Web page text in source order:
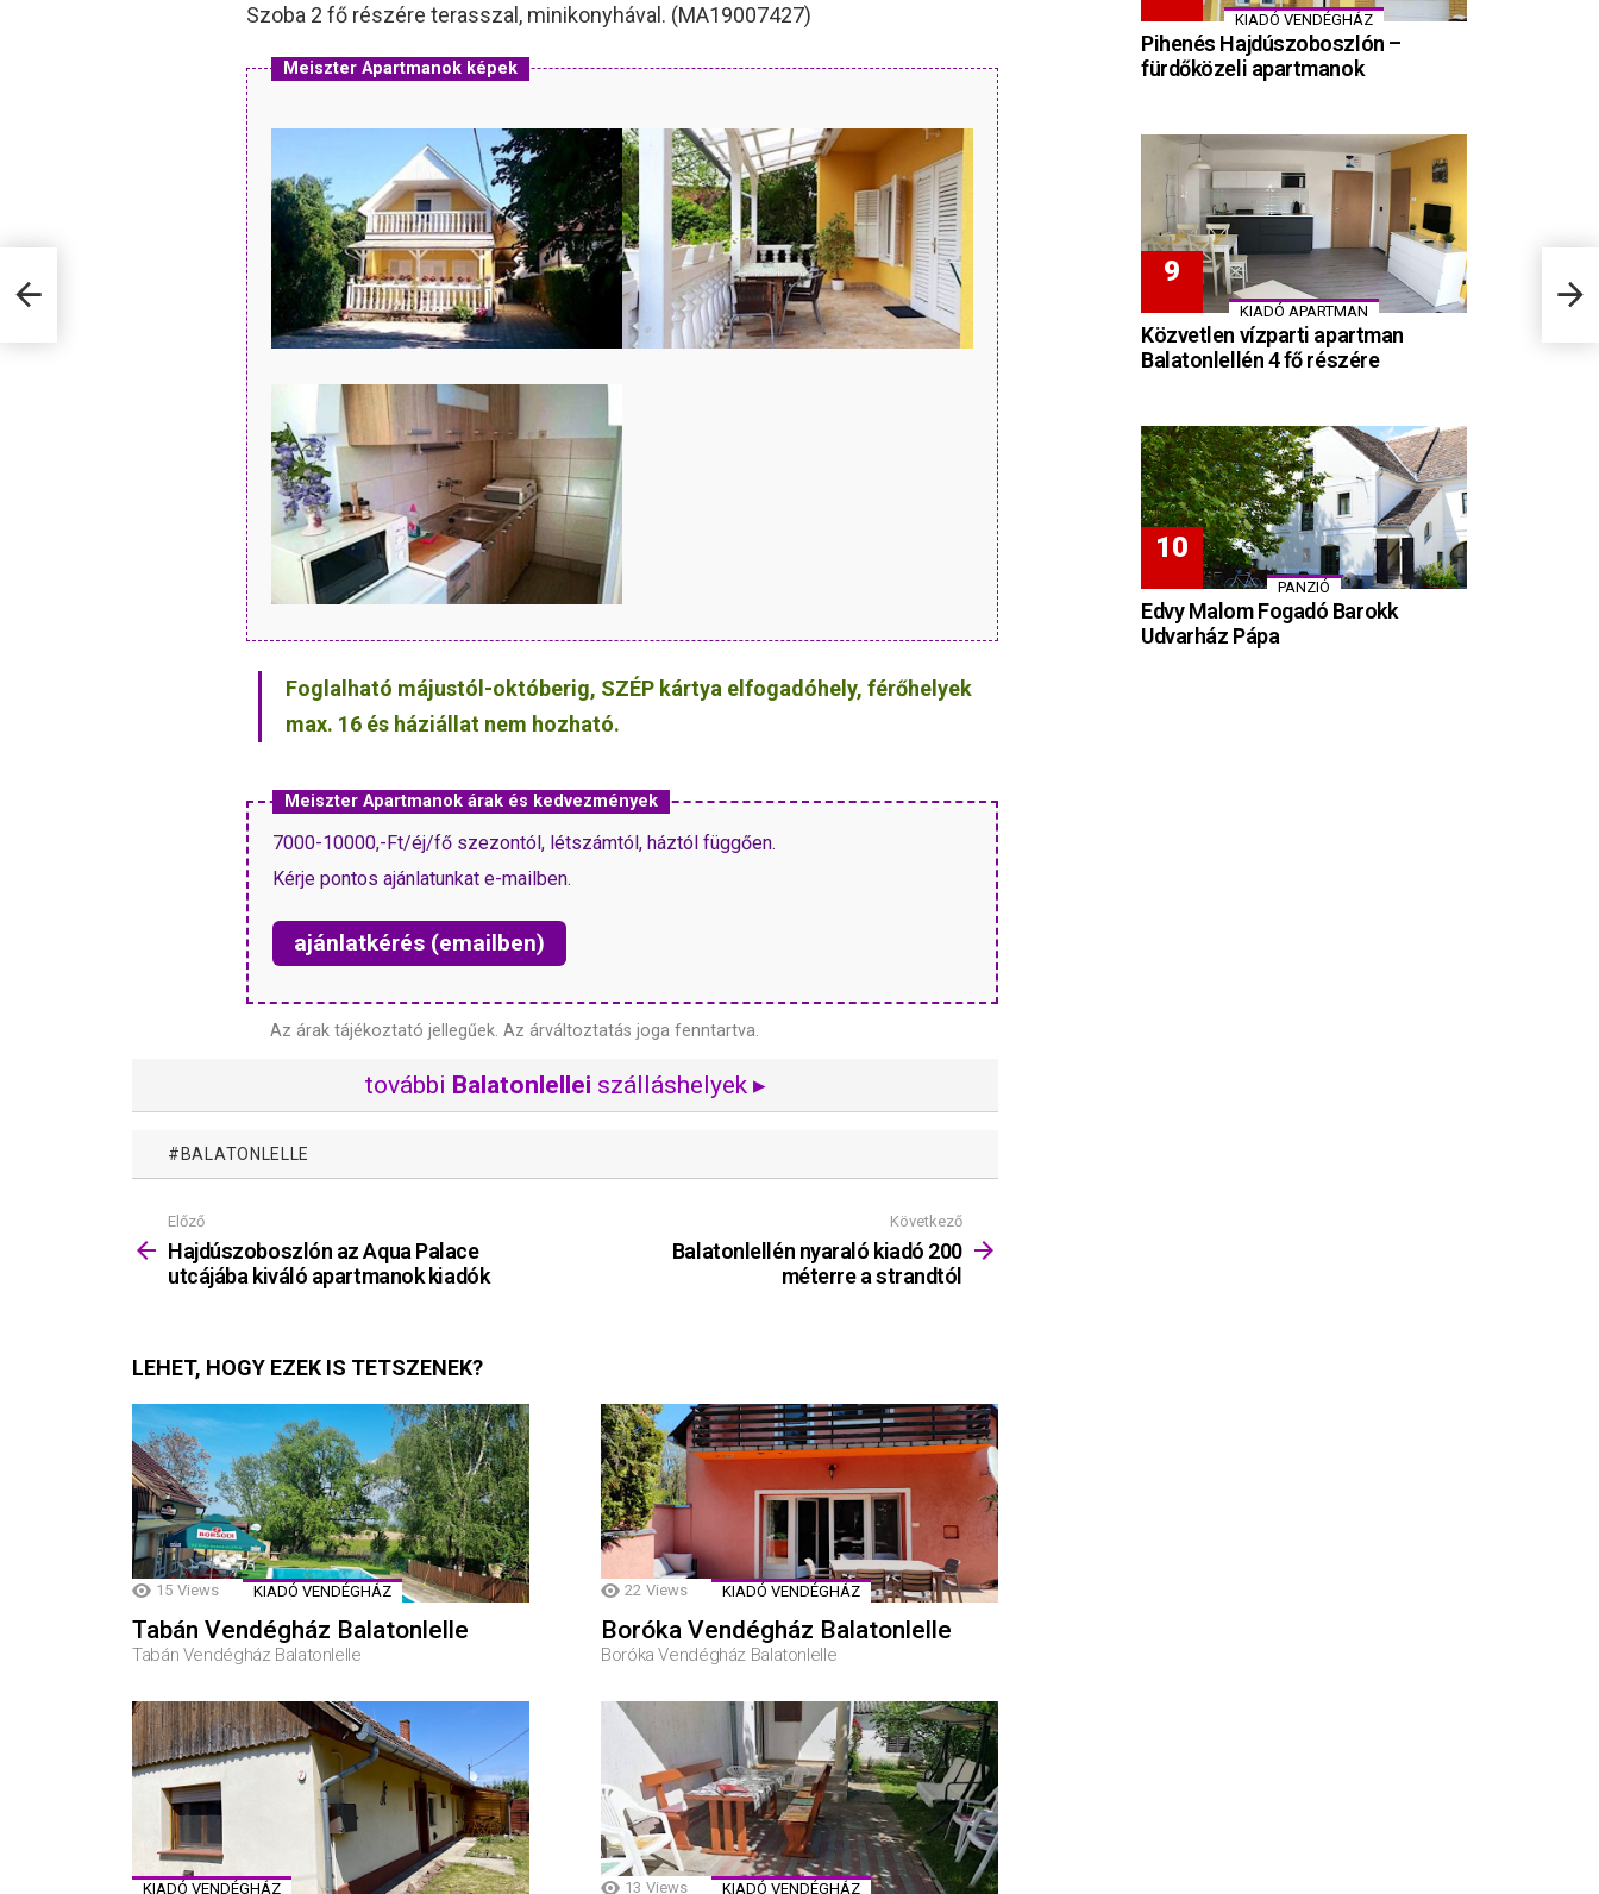
Szoba 2 fő részére terasszal, minikonyhával. (MA19007427)
Meiszter Apartmanok képek
Foglalható májustól-októberig, SZÉP kártya elfogadóhely, férőhelyek
max. 16 és háziállat nem hozható.
Meiszter Apartmanok árak és kedvezmények
7000-10000,-Ft/éj/fő szezontól, létszámtól, háztól függően.
Kérje pontos ajánlatunkat e-mailben.
ajánlatkérés (emailben)
Az árak tájékoztató jellegűek. Az árváltoztatás joga fenntartva.
további Balatonlellei szálláshelyek ▸
BALATONLELLE
Mutass
többet
Előző
Hajdúszoboszlón az Aqua Palace
utcájába kiváló apartmanok kiadók
Következő
Balatonlellén nyaraló kiadó 200
méterre a strandtól
LEHET, HOGY EZEK IS TETSZENEK?
15 Views KIADÓ VENDÉGHÁZ
Tabán Vendégház Balatonlelle
Tabán Vendégház Balatonlelle
22 Views KIADÓ VENDÉGHÁZ
Boróka Vendégház Balatonlelle
Boróka Vendégház Balatonlelle
KIADÓ VENDÉGHÁZ 13 Views KIADÓ VENDÉGHÁZ
KIADÓ VENDÉGHÁZ
Pihenés Hajdúszoboszlón –
fürdőközeli apartmanok
KIADÓ APARTMAN
Közvetlen vízparti apartman
Balatonlellén 4 fő részére
PANZIÓ
Edvy Malom Fogadó Barokk
Udvarház Pápa